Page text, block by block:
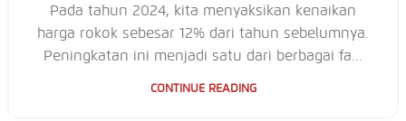
Pada tahun 2024, kita menyaksikan kenaikan
harga rokok sebesar 12% dari tahun sebelumnya.
Peningkatan ini menjadi satu dari berbagai fa...
CONTINUE READING